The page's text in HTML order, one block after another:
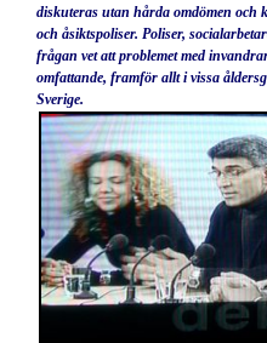
diskuteras utan hårda omdömen
och åsiktspoliser. Poliser,
frågan vet att problemet med
omfattande, framför allt i vissa
Sverige.